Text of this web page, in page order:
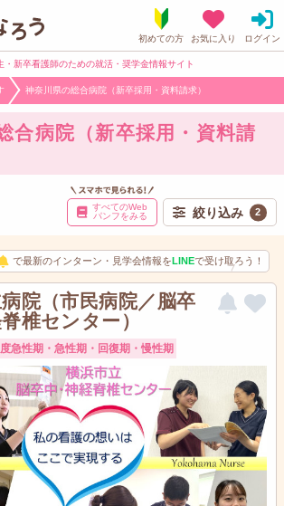
・新卒看護師のための就活・奨学金情報サイト
神奈川県の総合病院（新卒採用・資料請求）
合病院（新卒採用・資料請
すべてのWeb
パンフをみる
絞り込み 2
で最新のインターン・見学会情報をLINEで受け取ろう！
院（市民病院／脳卒
椎センター）
急性期・急性期・回復期・慢性期